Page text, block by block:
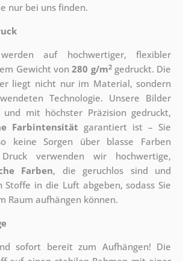
nur bei uns finden.
auf hochwertiger, flexibler
Gewicht von280 g/m2gedruckt. Die
liegt nicht nur im Material, sondern
Technologie. Unsere Bilder
und mit höchster Präzision gedruckt,
Farbintensität garantiert ist – Sie
keine Sorgen über blasse Farben
verwenden wir hochwertige,
Farben, die geruchlos sind und
Stoffe in die Luft abgeben, sodass Sie
Raum aufhängen können.
sofort bereit zum Aufhängen! Die